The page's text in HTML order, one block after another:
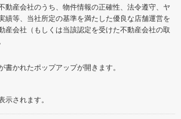
動産会社のうち、物件情報の正確性、法令遵守、ヤ
績等、当社所定の基準を満たした優良な店舗運営を
産会社（もしくは当該認定を受けた不動産会社の取
書かれたポップアップが開きます。
されます。